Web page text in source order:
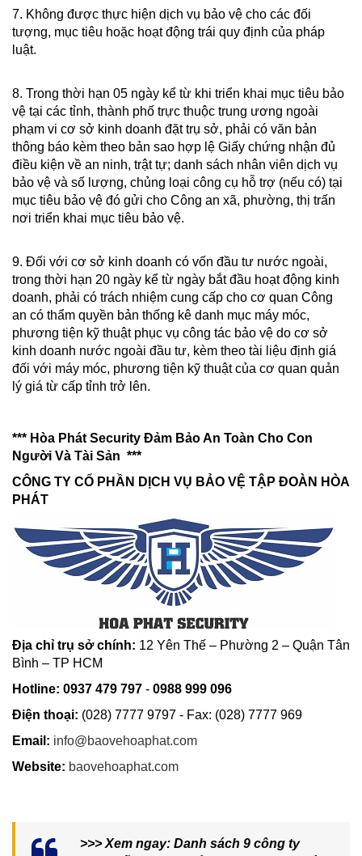
7. Không được thực hiện dịch vụ bảo vệ cho các đối
tượng, mục tiêu hoặc hoạt động trái quy định của pháp
luật.
8. Trong thời hạn 05 ngày kể từ khi triển khai mục tiêu bảo
vệ tại các tỉnh, thành phố trực thuộc trung ương ngoài
phạm vi cơ sở kinh doanh đặt trụ sở, phải có văn bản
thông báo kèm theo bản sao hợp lệ Giấy chứng nhận đủ
điều kiện về an ninh, trật tự; danh sách nhân viên dịch vụ
bảo vệ và số lượng, chủng loại công cụ hỗ trợ (nếu có) tại
mục tiêu bảo vệ đó gửi cho Công an xã, phường, thị trấn
nơi triển khai mục tiêu bảo vệ.
9. Đối với cơ sở kinh doanh có vốn đầu tư nước ngoài,
trong thời hạn 20 ngày kể từ ngày bắt đầu hoạt động kinh
doanh, phải có trách nhiệm cung cấp cho cơ quan Công
an có thẩm quyền bản thống kê danh mục máy móc,
phương tiện kỹ thuật phục vụ công tác bảo vệ do cơ sở
kinh doanh nước ngoài đầu tư, kèm theo tài liệu định giá
đối với máy móc, phương tiện kỹ thuật của cơ quan quản
lý giá từ cấp tỉnh trở lên.
*** Hòa Phát Security Đảm Bảo An Toàn Cho Con
Người Và Tài Sản ***
CÔNG TY CỔ PHẦN DỊCH VỤ BẢO VỆ TẬP ĐOÀN HÒA
PHÁT
Địa chỉ trụ sở chính: 12 Yên Thế – Phường 2 – Quận Tân
Bình – TP HCM
Hotline: 0937 479 797 - 0988 999 096
Điện thoại: (028) 7777 9797 - Fax: (028) 7777 969
Email: info@baovehoaphat.com
Website: baovehoaphat.com
>>> Xem ngay: Danh sách 9 công ty